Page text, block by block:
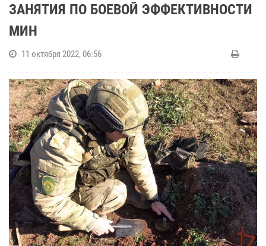
ЗАНЯТИЯ ПО БОЕВОЙ ЭФФЕКТИВНОСТИ
МИН
11 октября 2022, 06:56